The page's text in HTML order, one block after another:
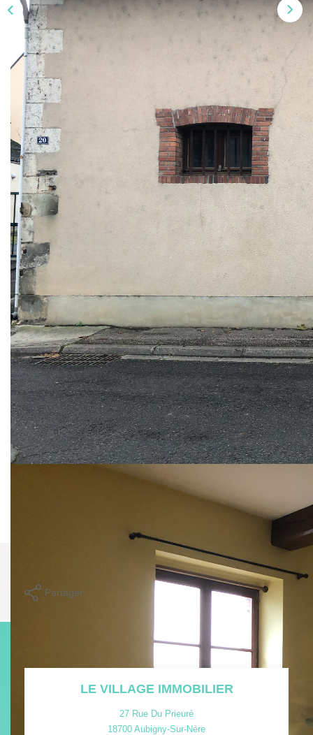
CONTACT
Nous Rejoindre
Description
Réf : 476
Appartement proche centre-ville comprenant : cuisine,
séjour/salle à manger, une chambre, salle d'eau avec wc.
Déposer ma candidature
Nos honoraires Nous contacter
Diagnostics énergétiques
Montant estimé des dépenses annuelles d'énergie pour un
usage standard entre 800€ et 1120€. Pour la date de
Imprimer
Partager
LE VILLAGE IMMOBILIER
27 Rue Du Prieuré
18700 Aubigny-Sur-Nère